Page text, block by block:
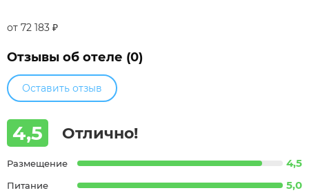
от 72 183 ₽
Отзывы об отеле (0)
Оставить отзыв
4,5 Отлично!
Размещение 4,5
Питание 5,0